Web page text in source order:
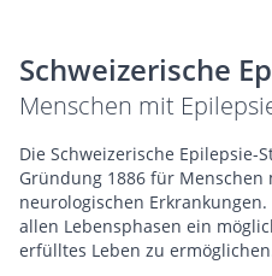
Schweizerische
Menschen mit
Die Schweizerische
Gründung 1886 für
neurologischen
allen Lebensphasen ein
erfülltes Leben zu